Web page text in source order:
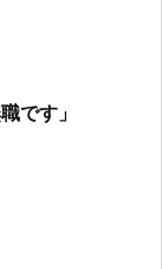
です」